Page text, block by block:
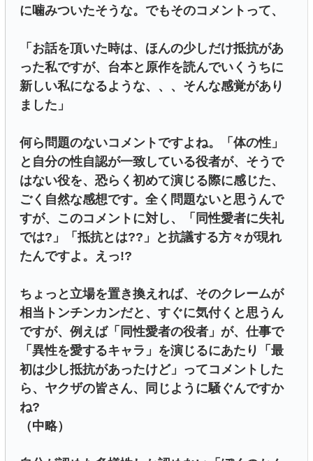
に噛みついたそうな。でもそのコメントって、
「お話を頂いた時は、ほんの少しだけ抵抗があ
った私ですが、台本と原作を読んでいくうちに
新しい私になるような、、、そんな感覚があり
ました」
何ら問題のないコメントですよね。「体の性」
と自分の性自認が一致している役者が、そうで
はない役を、恐らく初めて演じる際に感じた、
ごく自然な感想です。全く問題ないと思うんで
すが、このコメントに対し、「同性愛者に失礼
では?」「抵抗とは??」と抗議する方々が現れ
たんですよ。えっ!?
ちょっと立場を置き換えれば、そのクレームが
相当トンチンカンだと、すぐに気付くと思うん
ですが、例えば「同性愛者の役者」が、仕事で
「異性を愛するキャラ」を演じるにあたり「最
初は少し抵抗があったけど」ってコメントした
ら、ヤクザの皆さん、同じように騒ぐんですか
ね?
（中略）